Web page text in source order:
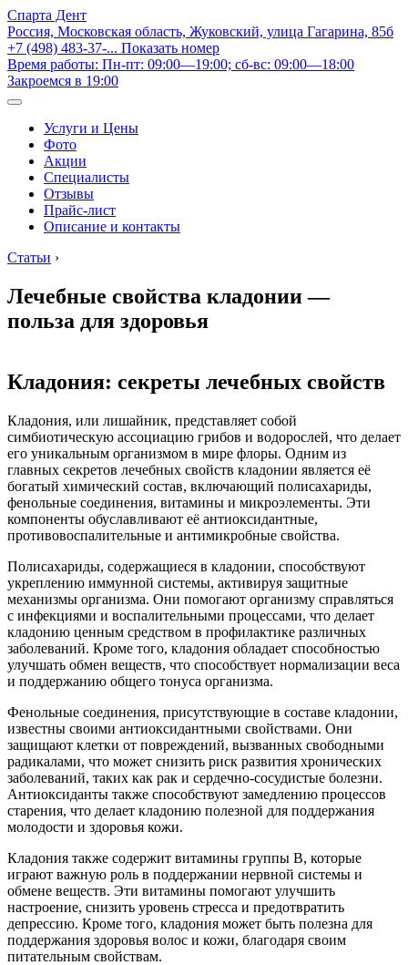
Спарта Дент
Россия, Московская область, Жуковский, улица Гагарина, 85б
+7 (498) 483-37-... Показать номер
Время работы: Пн-пт: 09:00—19:00; сб-вс: 09:00—18:00
Закроемся в 19:00
Услуги и Цены
Фото
Акции
Специалисты
Отзывы
Прайс-лист
Описание и контакты
Статьи ›
Лечебные свойства кладонии —
польза для здоровья
Кладония: секреты лечебных свойств
Кладония, или лишайник, представляет собой
симбиотическую ассоциацию грибов и водорослей, что делает
его уникальным организмом в мире флоры. Одним из
главных секретов лечебных свойств кладонии является её
богатый химический состав, включающий полисахариды,
фенольные соединения, витамины и микроэлементы. Эти
компоненты обуславливают её антиоксидантные,
противовоспалительные и антимикробные свойства.
Полисахариды, содержащиеся в кладонии, способствуют
укреплению иммунной системы, активируя защитные
механизмы организма. Они помогают организму справляться
с инфекциями и воспалительными процессами, что делает
кладонию ценным средством в профилактике различных
заболеваний. Кроме того, кладония обладает способностью
улучшать обмен веществ, что способствует нормализации веса
и поддержанию общего тонуса организма.
Фенольные соединения, присутствующие в составе кладонии,
известны своими антиоксидантными свойствами. Они
защищают клетки от повреждений, вызванных свободными
радикалами, что может снизить риск развития хронических
заболеваний, таких как рак и сердечно-сосудистые болезни.
Антиоксиданты также способствуют замедлению процессов
старения, что делает кладонию полезной для поддержания
молодости и здоровья кожи.
Кладония также содержит витамины группы B, которые
играют важную роль в поддержании нервной системы и
обмене веществ. Эти витамины помогают улучшить
настроение, снизить уровень стресса и предотвратить
депрессию. Кроме того, кладония может быть полезна для
поддержания здоровья волос и кожи, благодаря своим
питательным свойствам.